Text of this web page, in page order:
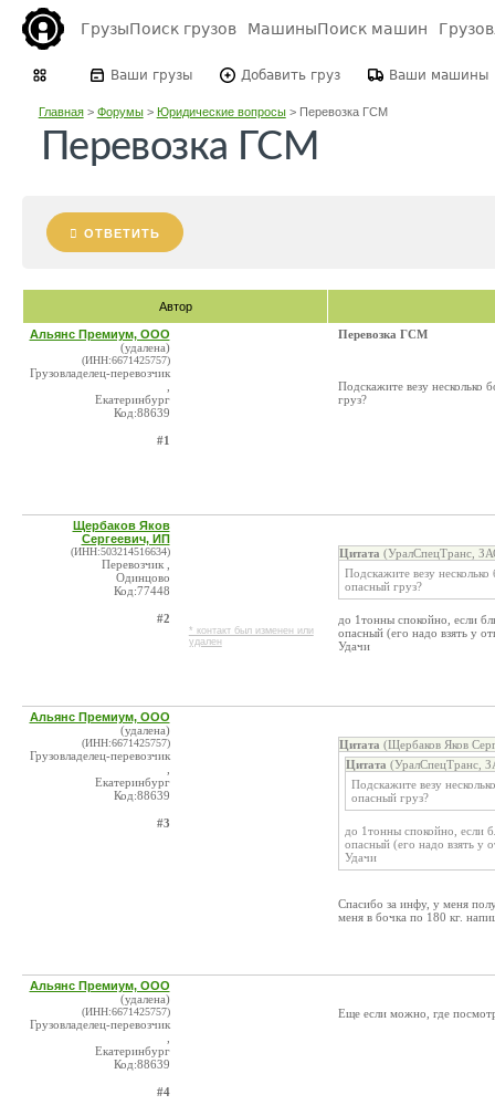
ГрузыПоиск грузов МашиныПоиск машин
Ваши грузы Добавить груз Ваши машины
Главная> Форумы> Юридические вопросы> Перевозка ГСМ
Перевозка ГСМ
ОТВЕТИТЬ
Автор
Альянс Премиум, ООО
(удалена)
(ИНН:6671425757)
Грузовладелец-перевозчик
Екатеринбург
Код:88639
#1
Перевозка ГСМ
Подскажите везу несколько
груз?
Щербаков Яков
Сергеевич, ИП
(ИНН:503214516634)
Перевозчик ,
Одинцово
Код:77448
#2
* контакт был изменен или
удален
Цитата (УралСпецТранс,
Подскажите везу
опасный груз?
до 1тонны спокойно, если
опасный (его надо взять у
Удачи
Альянс Премиум, ООО
(удалена)
(ИНН:6671425757)
Грузовладелец-перевозчик
Екатеринбург
Код:88639
#3
Цитата (Щербаков Яков
Цитата (УралСпецТранс,
Подскажите везу
опасный груз?
до 1тонны спокойно, если
опасный (его надо взять у
Удачи
Спасибо за инфу, у меня
меня в бочка по 180 кг.
Альянс Премиум, ООО
(удалена)
(ИНН:6671425757)
Грузовладелец-перевозчик
Екатеринбург
Код:88639
#4
Еще если можно, где